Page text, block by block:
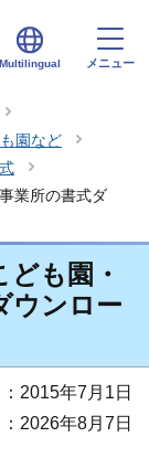
Multilingual メニュー
園など
業所の書式ダ
も園・
ウンロー
2015年7月1日
2026年8月7日